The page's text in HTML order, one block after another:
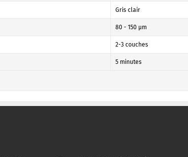
Gris clair
80 - 150 µm
2-3 couches
5 minutes